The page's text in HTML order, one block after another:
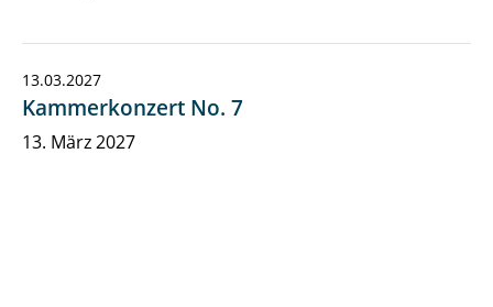
13.03.2027
Kammerkonzert No. 7
13. März 2027